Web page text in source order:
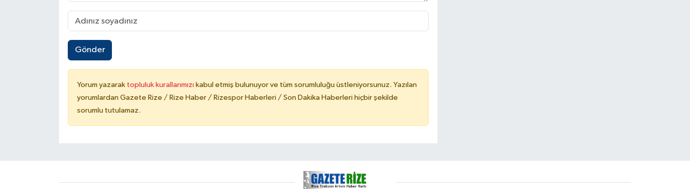
Gönder
Yorum yazarak topluluk kurallarımızı kabul etmiş bulunuyor ve tüm sorumluluğu üstleniyorsunuz. Yazılan
yorumlardan Gazete Rize / Rize Haber / Rizespor Haberleri / Son Dakika Haberleri hiçbir şekilde
sorumlu tutulamaz.